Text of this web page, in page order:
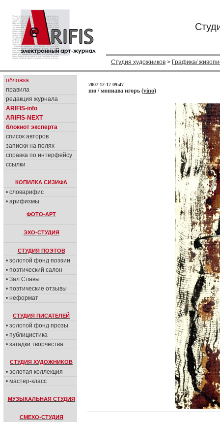
Студия художников > Графика/
обложка
правила
редакция журнала
ARIFIS-info
ARIFIS-NEXT
блокнот эксперта
список авторов
записки на полях
справка по интерфейсу
ссылки
КОПИЛКА СИЗИФА
• словарифис
• арифизмы
ФОТО-АРТ
ЭХО-СТУДИЯ
СТУДИЯ ПОЭТОВ
• золотой фонд поэзии
• поэтический салон
• Зал Славы
• поэтические отзывы
• неформат
СТУДИЯ ПИСАТЕЛЕЙ
• золотой фонд прозы
• публицистика
• загадки творчества
СТУДИЯ ХУДОЖНИКОВ
• золотая коллекция
• мастер-класс
МУЗЫКАЛЬНАЯ СТУДИЯ
СМЕХО-СТУДИЯ
2007-12-17 09:47
ню / мониава игорь (vino)